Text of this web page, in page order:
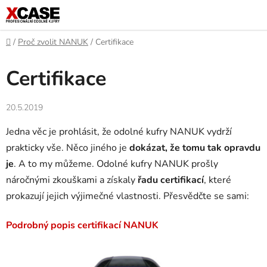
Přejít
na
obsah
Domů
/ Proč zvolit NANUK / Certifikace
Certifikace
20.5.2019
Jedna věc je prohlásit, že odolné kufry NANUK vydrží
prakticky vše. Něco jiného je dokázat, že tomu tak opravdu
je. A to my můžeme. Odolné kufry NANUK prošly
náročnými zkouškami a získaly řadu certifikací, které
prokazují jejich výjimečné vlastnosti. Přesvědčte se sami:
Podrobný popis certifikací NANUK